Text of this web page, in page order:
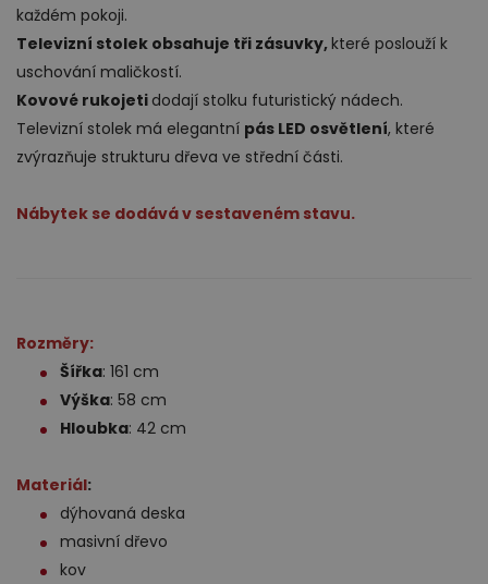
každém pokoji.
Televizní stolek obsahuje tři zásuvky,které poslouží k
uschování maličkostí.
Kovové rukojeti dodají stolku futuristický nádech.
Televizní stolek má elegantní pás LED osvětlení, které
zvýrazňuje strukturu dřeva ve střední části.
Nábytek se dodává v sestaveném stavu.
Rozměry:
Šířka: 161 cm
Výška: 58 cm
Hloubka: 42 cm
Materiál:
dýhovaná deska
masivní dřevo
kov